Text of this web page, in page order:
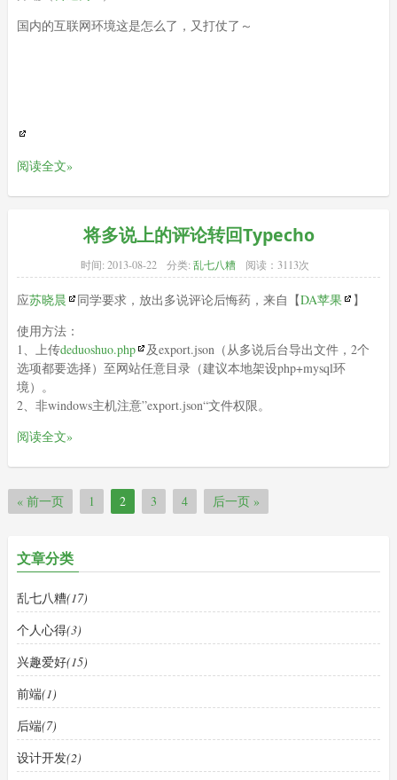
国内的互联网环境这是怎么了，又打仗了～
阅读全文»
将多说上的评论转回Typecho
时间: 2013-08-22 分类: 乱七八糟 阅读：3113次
应苏晓晨 同学要求，放出多说评论后悔药，来自 【DA苹果
】
使用方法：
1、上传deduoshuo.php
及export.json（从多说后台导出文件，2个
选项都要选择）至网站任意目录（建议本地架设php+mysql环
境）。
2、非windows主机注意”export.json“文件权限。
阅读全文»
« 前一页 1 2 3 4 后一页 »
文章分类
乱七八糟(17)
个人心得(3)
兴趣爱好(15)
前端(1)
后端(7)
设计开发(2)